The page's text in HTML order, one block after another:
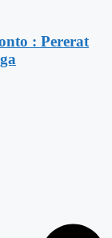
: Pererat